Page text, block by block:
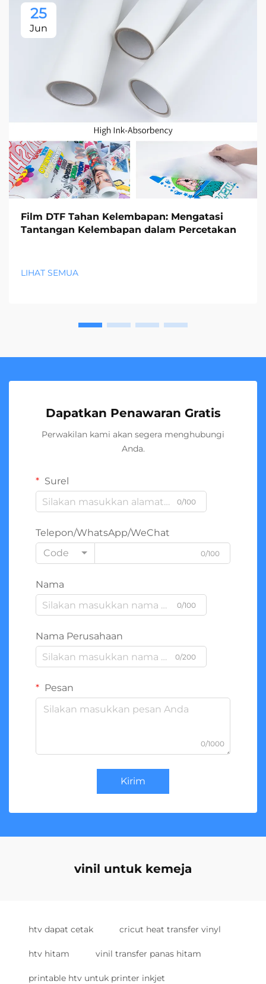
25
Jun
Film DTF Tahan Kelembapan: Mengatasi
Tantangan Kelembapan dalam Percetakan
LIHAT SEMUA
Dapatkan Penawaran Gratis
Perwakilan kami akan segera menghubungi
Anda.
Surel
0/100
Telepon/WhatsApp/WeChat
Code
0/100
Nama
0/100
Nama Perusahaan
0/200
Pesan
0/1000
Kirim
vinil untuk kemeja
htv dapat cetak cricut heat transfer vinyl
htv hitam vinil transfer panas hitam
printable htv untuk printer inkjet